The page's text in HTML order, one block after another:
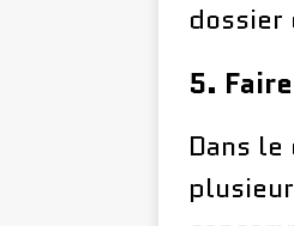
dossier
5.
Dans